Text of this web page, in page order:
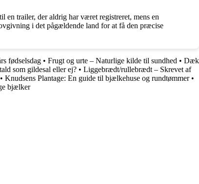
en trailer, der aldrig har været registreret, mens en
i det pågældende land for at få den præcise
fødselsdag • Frugt og urte – Naturlige kilde til sundhed • Dæk
som gildesal eller ej? • Liggebrædt/rullebrædt – Skrevet af
Knudsens Plantage: En guide til bjælkehuse og rundtømmer•
bjælker